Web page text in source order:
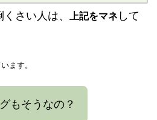
さい人は、 上記をマネ して
ます。
もそうなの？